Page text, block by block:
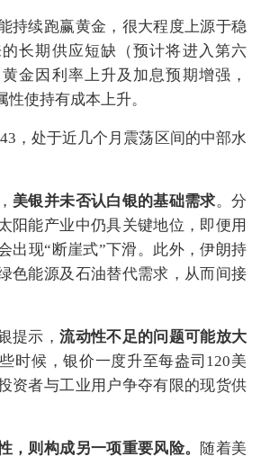
持续跑赢黄金，很大程度上源于稳
长期供应短缺（预计将进入第六
金因利率上升及加息预期增强，
性使持有成本上升。
，处于近几个月震荡区间的中部水
美银并未否认白银的基础需求。分
阳能产业中仍具关键地位，即便用
出现“断崖式”下滑。此外，伊朗持
色能源及石油替代需求，从而间接
提示，流动性不足的问题可能放大
时候，银价一度升至每盎司120美
资者与工业用户争夺有限的现货供
，则构成另一项重要风险。 随着美